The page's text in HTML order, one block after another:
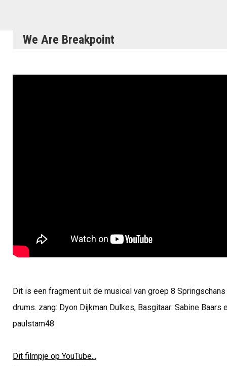
We Are Breakpoint
Dit is een fragment uit de musical van groep 8
drums. zang: Dyon Dijkman Dulkes, Basgitaar: Sabine
paulstam48
Dit filmpje op YouTube...